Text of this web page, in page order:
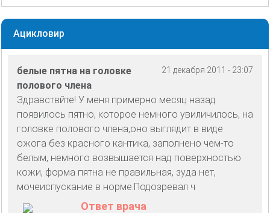
Ацикловир
21 декабря 2011 - 23:07
белые пятна на головке
полового члена
Здравствйте! У меня примерно месяц назад
появилось пятно, которое немного увиличилось, на
головке полового члена,оно выглядит в виде
ожога без красного кантика, заполнено чем-то
белым, немного возвышается над поверхностью
кожи, форма пятна не правильная, зуда нет,
мочеиспускание в норме.Подозревал ч
Ответ врача